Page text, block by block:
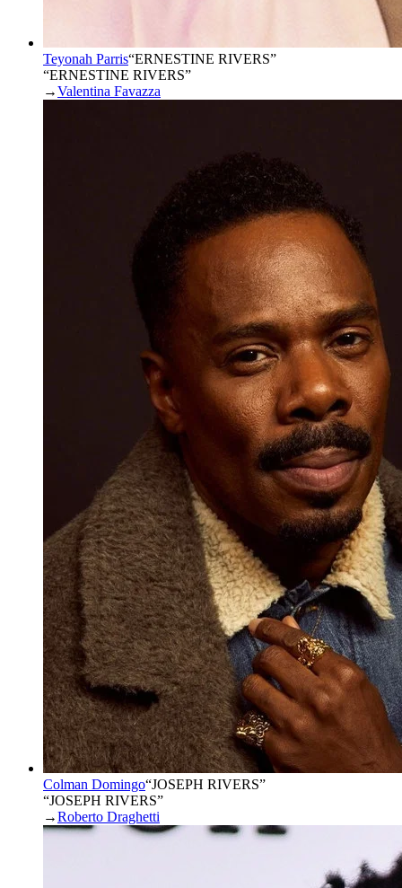
Teyonah Parris“ERNESTINE RIVERS”
“ERNESTINE RIVERS”
→Valentina Favazza
Colman Domingo“JOSEPH RIVERS”
“JOSEPH RIVERS”
→Roberto Draghetti